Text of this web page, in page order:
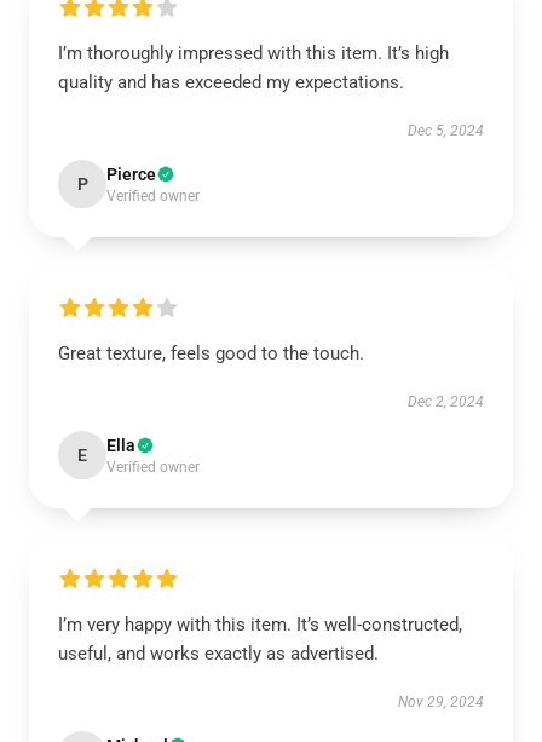
I’m thoroughly impressed with this item. It’s high
quality and has exceeded my expectations.
Dec 5, 2024
P Pierce
Verified owner
Great texture, feels good to the touch.
Dec 2, 2024
E Ella
Verified owner
I’m very happy with this item. It’s well-constructed,
useful, and works exactly as advertised.
Nov 29, 2024